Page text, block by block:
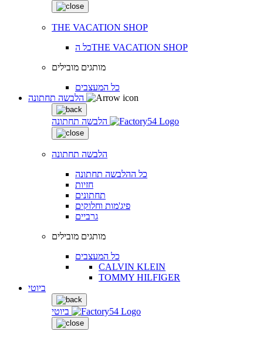
THE VACATION SHOP
כל הTHE VACATION SHOP
מותגים מובילים
כל המעצבים
הלבשה תחתונה
הלבשה תחתונה
כל ההלבשה תחתונה
חזיות
תחתונים
פיג'מות וחלוקים
גרביים
מותגים מובילים
כל המעצבים
CALVIN KLEIN
TOMMY HILFIGER
ביוטי
ביוטי